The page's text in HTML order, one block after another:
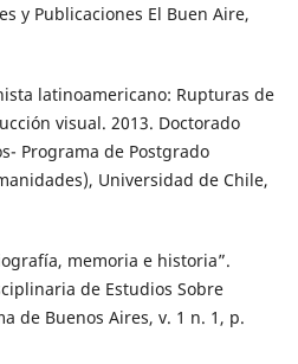
y Publicaciones El Buen Aire,
latinoamericano: Rupturas de
visual. 2013. Doctorado
Programa de Postgrado
Universidad de Chile,
memoria e historia”.
de Estudios Sobre
de Buenos Aires, v. 1 n. 1, p.